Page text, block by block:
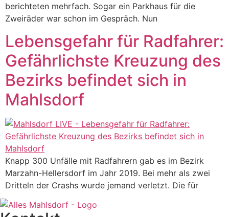
berichteten mehrfach. Sogar ein Parkhaus für die
Zweiräder war schon im Gespräch. Nun
Lebensgefahr für Radfahrer:
Gefährlichste Kreuzung des
Bezirks befindet sich in
Mahlsdorf
Knapp 300 Unfälle mit Radfahrern gab es im Bezirk
Marzahn-Hellersdorf im Jahr 2019. Bei mehr als zwei
Dritteln der Crashs wurde jemand verletzt. Die für